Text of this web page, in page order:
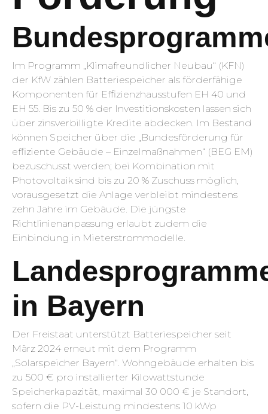
Im Programm „Klimafreundlicher Neubau“ (KFN)
der KfW zählen Batteriespeicher als förderfähige
Komponenten für Effizienzhausstufen EH 40 und
EH 55. Bis zu 50 % der Investitionskosten lassen sich
über zinsverbilligte Kredite abdecken. Im Bestand
können Speicher über die „Bundesförderung für
effiziente Gebäude – Einzelmaßnahmen“ (BEG EM)
bezuschusst werden; bei Kombination mit
Photovoltaik sind bis zu 20 % Zuschuss möglich,
vorausgesetzt die Anlage verbleibt mindestens
zehn Jahre im Gebäude. Die jüngste
Richtlinienanpassung erlaubt zudem die
Einbindung in Mieterstrommodelle.
in Bayern
Der Freistaat unterstützt Batteriespeicher seit
März 2024 erneut mit dem Programm
„Solarspeicher Bayern“. Wohngebäude erhalten bis
zu 500 € pro installierter Kilowattstunde
Speicherkapazität, maximal 30 000 € je Standort,
sofern die PV-Leistung mindestens 10 kWp